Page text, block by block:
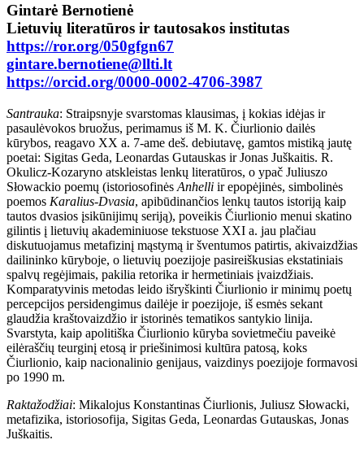
Gintarė Bernotienė
Lietuvių literatūros ir tautosakos institutas
https://ror.org/050gfgn67
gintare.bernotiene@llti.lt
https://orcid.org/0000-0002-4706-3987
Santrauka: Straipsnyje svarstomas klausimas, į kokias idėjas ir
pasaulėvokos bruožus, perimamus iš M. K. Čiurlionio dailės
kūrybos, reagavo XX a. 7-ame deš. debiutavę, gamtos mistiką jautę
poetai: Sigitas Geda, Leonardas Gutauskas ir Jonas Juškaitis. R.
Okulicz-Kozaryno atskleistas lenkų literatūros, o ypač Juliuszo
Słowackio poemų (istoriosofinės Anhelli ir epopėjinės, simbolinės
poemos Karalius-Dvasia, apibūdinančios lenkų tautos istoriją kaip
tautos dvasios įsikūnijimų seriją), poveikis Čiurlionio menui skatino
gilintis į lietuvių akademiniuose tekstuose XXI a. jau plačiau
diskutuojamus metafizinį mąstymą ir šventumos patirtis, akivaizdžias
dailininko kūryboje, o lietuvių poezijoje pasireiškusias ekstatiniais
spalvų regėjimais, pakilia retorika ir hermetiniais įvaizdžiais.
Komparatyvinis metodas leido išryškinti Čiurlionio ir minimų poetų
percepcijos persidengimus dailėje ir poezijoje, iš esmės sekant
glaudžia kraštovaizdžio ir istorinės tematikos santykio linija.
Svarstyta, kaip apolitiška Čiurlionio kūryba sovietmečiu paveikė
eilėraščių teurginį etosą ir priešinimosi kultūra patosą, koks
Čiurlionio, kaip nacionalinio genijaus, vaizdinys poezijoje formavosi
po 1990 m.
Raktažodžiai: Mikalojus Konstantinas Čiurlionis, Juliusz Słowacki,
metafizika, istoriosofija, Sigitas Geda, Leonardas Gutauskas, Jonas
Juškaitis.